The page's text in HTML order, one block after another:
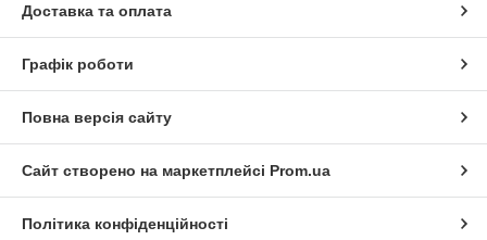
Доставка та оплата
Графік роботи
Повна версія сайту
Сайт створено на маркетплейсі Prom.ua
Політика конфіденційності